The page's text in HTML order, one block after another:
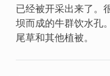
已经被开采出来了。
坝而成的牛群饮水孔
尾草和其他植被。